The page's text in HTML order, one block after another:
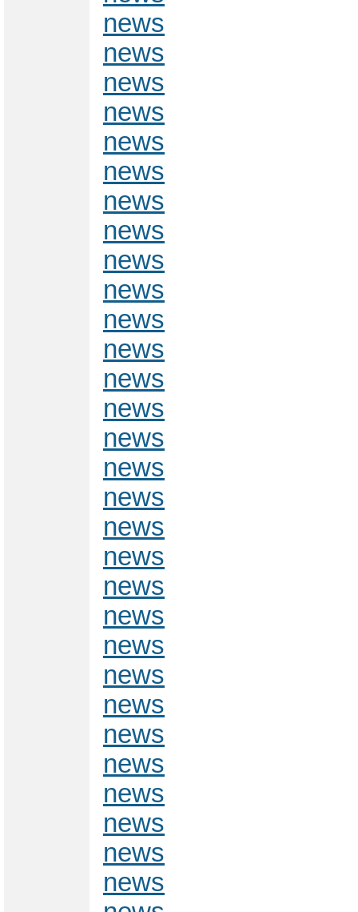
news
news
news
news
news
news
news
news
news
news
news
news
news
news
news
news
news
news
news
news
news
news
news
news
news
news
news
news
news
news